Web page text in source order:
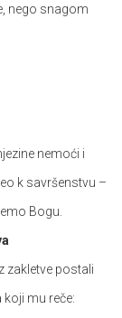
nego snagom
nemoći i
k savršenstvu –
Bogu.
zakletve postali
mu reče: